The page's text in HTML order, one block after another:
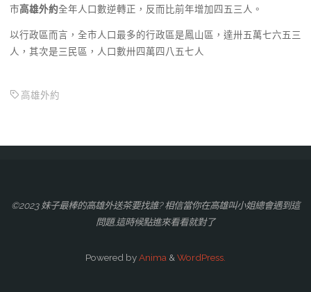
市高雄外約全年人口數逆轉正，反而比前年增加四五三人。
以行政區而言，全市人口最多的行政區是鳳山區，達卅五萬七六五三
人，其次是三民區，人口數卅四萬四八五七人
高雄外約
©2023 妹子最棒的高雄外送茶要找誰? 相信當你在高雄叫小姐總會遇到這
問題,這時候點進來看看就對了
Powered byAnima & WordPress.